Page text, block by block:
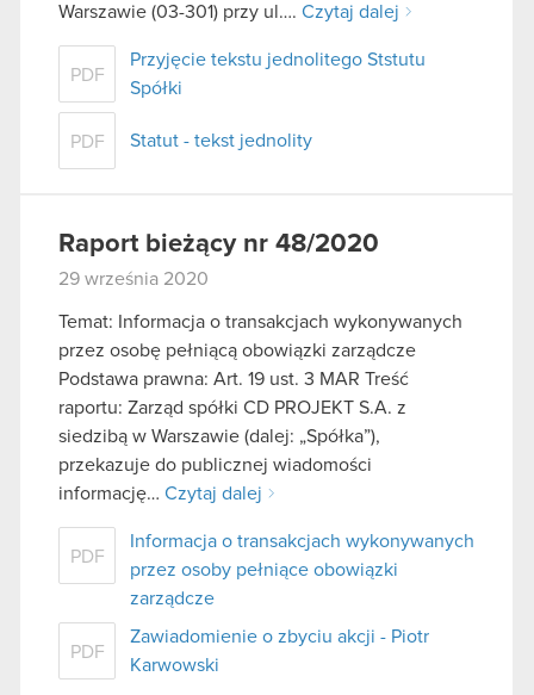
Warszawie (03-301) przy ul…. Czytaj dalej
PDF
Przyjęcie tekstu jednolitego Ststutu
Spółki
PDF Statut - tekst jednolity
Raport bieżący nr 48/2020
29 września 2020
Temat: Informacja o transakcjach wykonywanych
przez osobę pełniącą obowiązki zarządcze
Podstawa prawna: Art. 19 ust. 3 MAR Treść
raportu: Zarząd spółki CD PROJEKT S.A. z
siedzibą w Warszawie (dalej: „Spółka”),
przekazuje do publicznej wiadomości
informację… Czytaj dalej
PDF
Informacja o transakcjach wykonywanych
przez osoby pełniące obowiązki
zarządcze
PDF
Zawiadomienie o zbyciu akcji - Piotr
Karwowski